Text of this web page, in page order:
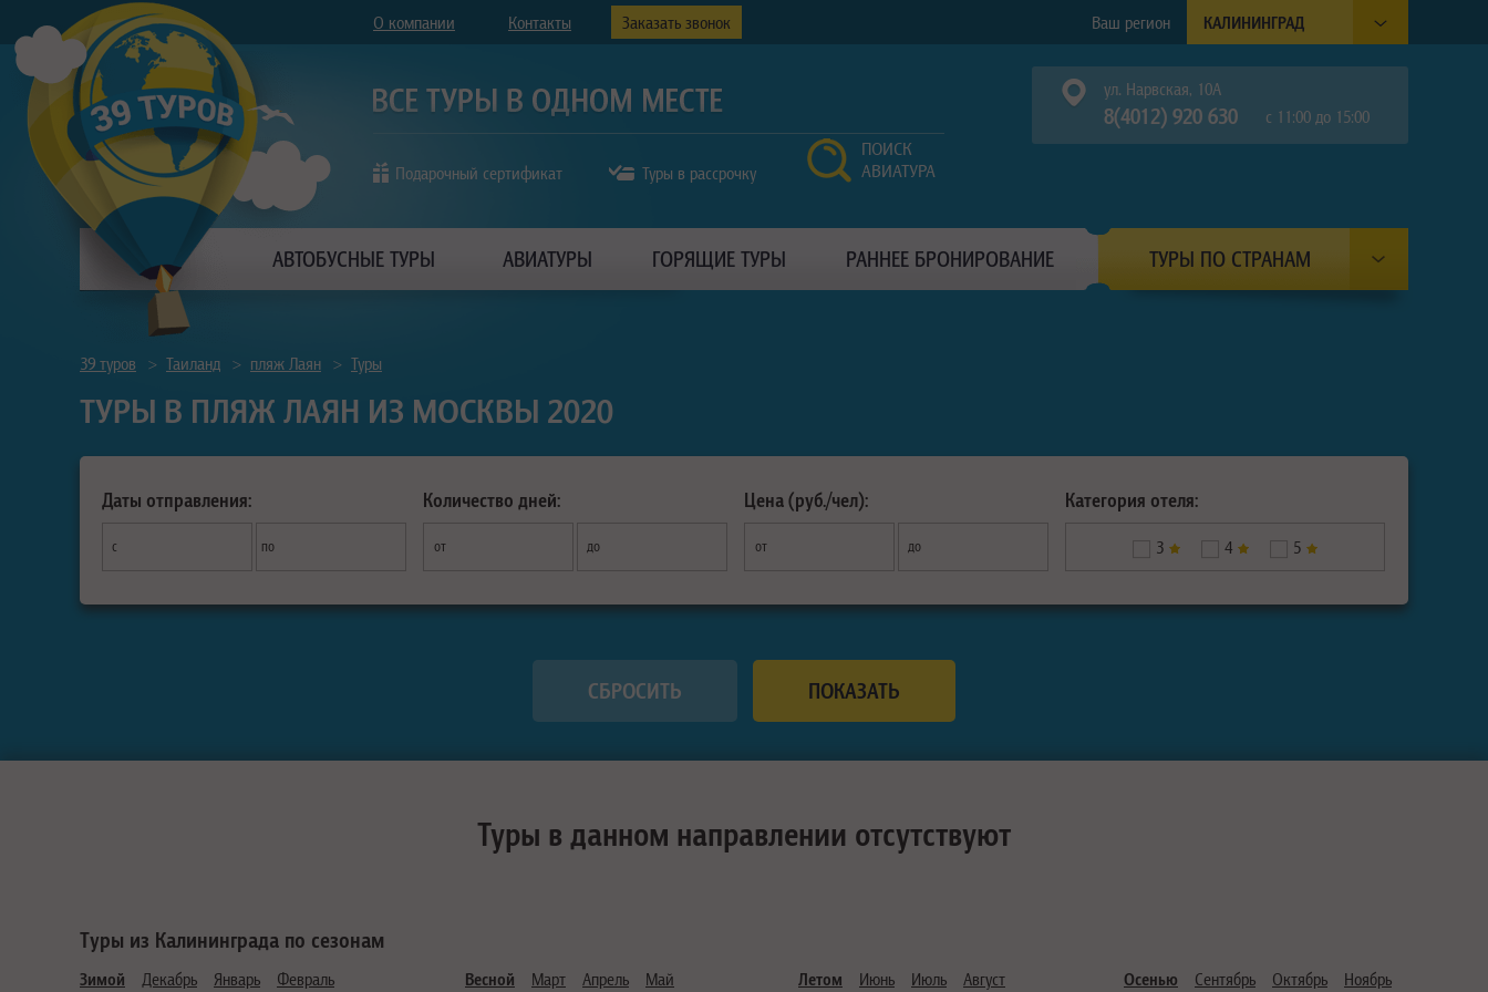
О компании Контакты Заказать звонок КАЛИНИНГРАД
Ваш регион
ТУРЫ ПО СТРАНАМ
Подарочный сертификат Туры в рассрочку
ПОИСК
АВИАТУРА
ул. Нарвская, 10А
с 11:00 до 15:00
8(4012) 920 630
АВТОБУСНЫЕ ТУРЫ АВИАТУРЫ ГОРЯЩИЕ ТУРЫ РАННЕЕ БРОНИРОВАНИЕ
39 туров > Таиланд > пляж Лаян > Туры
ТУРЫ В ПЛЯЖ ЛАЯН ИЗ МОСКВЫ 2020
Даты отправления:
с по
Количество дней:
от до
Цена (руб./чел):
от до
Категория отеля:
3 4 5
Туры в данном направлении отсутствуют
Туры из Калининграда по сезонам
Зимой Декабрь Январь Февраль Весной Март Апрель Май Летом Июнь Июль Август Осенью Сентябрь Октябрь Ноябрь